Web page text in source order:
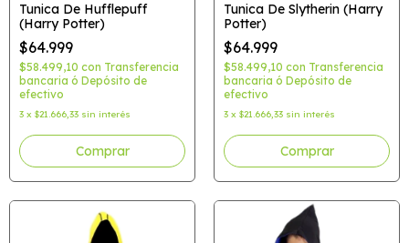
Tunica De Hufflepuff
(Harry Potter)
$64.999
$58.499,10 con Transferencia
bancaria ó Depósito de
efectivo
3 x $21.666,33 sin interés
Comprar
Tunica De Slytherin (Harry
Potter)
$64.999
$58.499,10 con Transferencia
bancaria ó Depósito de
efectivo
3 x $21.666,33 sin interés
Comprar